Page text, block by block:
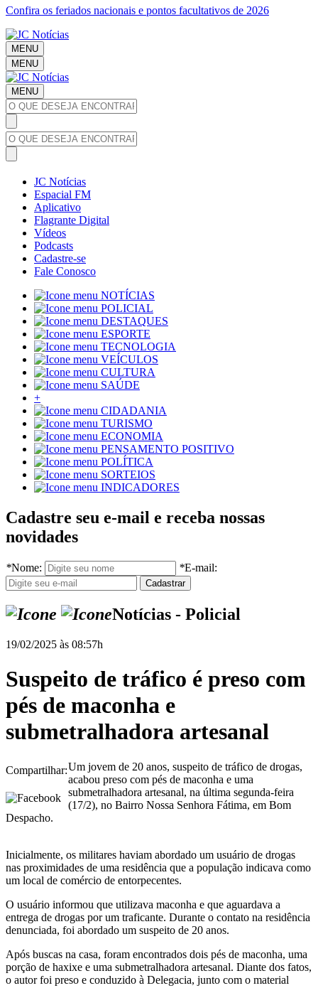
Confira os feriados nacionais e pontos facultativos de 2026
MENU
MENU
MENU
JC Notícias
Espacial FM
Aplicativo
Flagrante Digital
Vídeos
Podcasts
Cadastre-se
Fale Conosco
NOTÍCIAS
POLICIAL
DESTAQUES
ESPORTE
TECNOLOGIA
VEÍCULOS
CULTURA
SAÚDE
+
CIDADANIA
TURISMO
ECONOMIA
PENSAMENTO POSITIVO
POLÍTICA
SORTEIOS
INDICADORES
Cadastre seu e-mail e receba nossas
novidades
*Nome: *E-mail:
Notícias - Policial
19/02/2025 às 08:57h
Suspeito de tráfico é preso com
pés de maconha e
submetralhadora artesanal
Compartilhar:Um jovem de 20 anos, suspeito de tráfico de drogas,
acabou preso com pés de maconha e uma
submetralhadora artesanal, na última segunda-feira
(17/2), no Bairro Nossa Senhora Fátima, em Bom
Despacho.
Inicialmente, os militares haviam abordado um usuário de drogas
nas proximidades de uma residência que a população indicava como
um local de comércio de entorpecentes.
O usuário informou que utilizava maconha e que aguardava a
entrega de drogas por um traficante. Durante o contato na residência
denunciada, foi abordado um suspeito de 20 anos.
Após buscas na casa, foram encontrados dois pés de maconha, uma
porção de haxixe e uma submetralhadora artesanal. Diante dos fatos,
o autor foi preso e conduzido à Delegacia, junto com o material